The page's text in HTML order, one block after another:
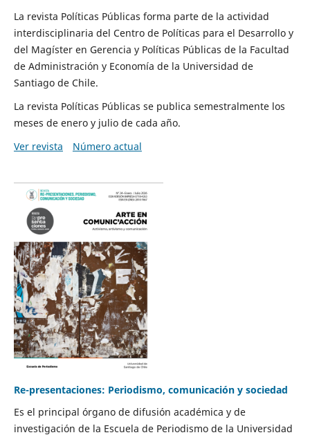
La revista Políticas Públicas forma parte de la actividad
interdisciplinaria del Centro de Políticas para el Desarrollo y
del Magíster en Gerencia y Políticas Públicas de la Facultad
de Administración y Economía de la Universidad de
Santiago de Chile.
La revista Políticas Públicas se publica semestralmente los
meses de enero y julio de cada año.
Ver revista
Número actual
Re-presentaciones: Periodismo, comunicación y sociedad
Es el principal órgano de difusión académica y de
investigación de la Escuela de Periodismo de la Universidad